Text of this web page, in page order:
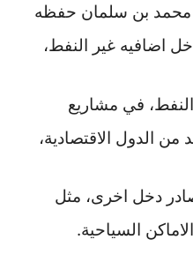
محمد بن سلمان حفظه
اضافيه غير النفط،
في مشاريع
من الدول الاقتصادية،
دخل اخرى، مثل
السياحية.